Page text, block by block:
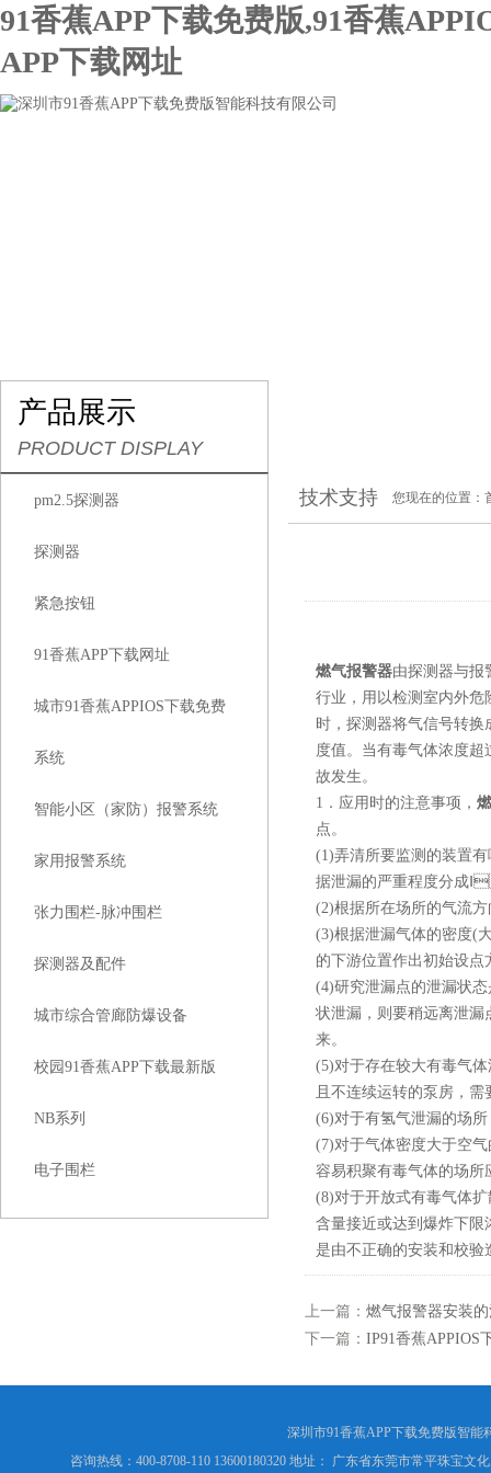
91香蕉APP下载免费版,91香蕉
APP下载网址
产品展示
PRODUCT DISPLAY
pm2.5探测器
探测器
紧急按钮
91香蕉APP下载网址
城市91香蕉APPIOS下载免费
系统
智能小区（家防）报警系统
家用报警系统
张力围栏-脉冲围栏
探测器及配件
城市综合管廊防爆设备
校园91香蕉APP下载最新版
NB系列
电子围栏
技术支持 您现在的位置：
燃气报警器由探测器与报警
行业，用以检测室内外危
时，探测器将气信号
度值。当有毒气体浓度
故发生。
1．应用时的注意事项，
点。
(1)弄清所要监测的装置有哪
据泄漏的严重程度分成
(2)根据所在场所的气流方向
(3)根据泄漏气体的密度(大
的下游位置作出初始设点方
(4)研究泄漏点的泄漏状态
状泄漏，则要稍远离泄漏
来。
(5)对于存在较大有毒气体
且不连续运转的泵房，
(6)对于有氢气泄漏的场所
(7)对于气体密度大于空气
容易积聚有毒气体的场所
(8)对于开放式有毒气体扩
含量接近或达到爆炸下限浓
是由不正确的安装和校验造
上一篇： 燃气报警器安装
下一篇： IP91香蕉APPIOS
深圳市91香蕉APP下载免费版智能
咨询热线：400-8708-110 13600180320 地址： 广东省东莞市常平珠宝文化